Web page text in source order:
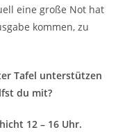
eine große Not hat
kommen, zu
Tafel unterstützen
du mit?
12 – 16 Uhr.